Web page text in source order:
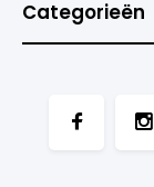
Categorieën